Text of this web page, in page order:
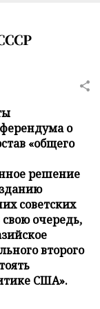
о
«общего
решение
советских
очередь,
второго
США».